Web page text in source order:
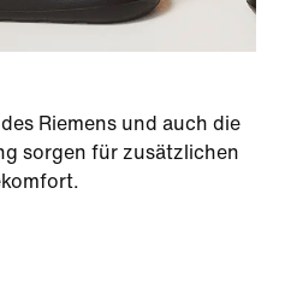
Riemens und auch die
sorgen für zusätzlichen